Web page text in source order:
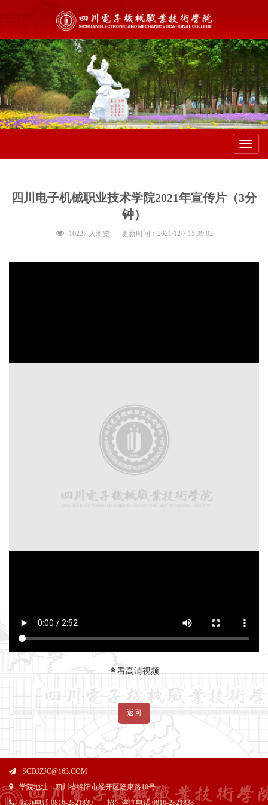
四川电子机械职业技术学院2021年宣传片（3分
钟）
10227 人浏览 更新时间：2021/12/7 15:39:02
查看高清视频
返回
SCDJZJC@163.COM
学院地址：四川省绵阳市经开区隆康路10号
院办电话 0816-2821839 招生咨询电话 0816-2821838